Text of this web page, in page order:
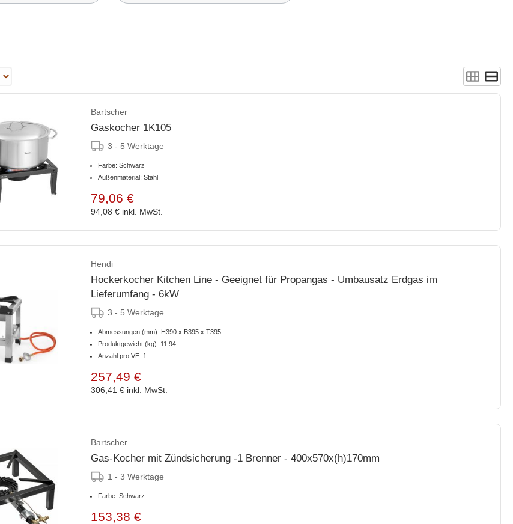
Bartscher
Gaskocher 1K105
3 - 5 Werktage
Farbe: Schwarz
Außenmaterial: Stahl
79,06 €
94,08 € inkl. MwSt.
Hendi
Hockerkocher Kitchen Line - Geeignet für Propangas - Umbausatz Erdgas im
Lieferumfang - 6kW
3 - 5 Werktage
Abmessungen (mm): H390 x B395 x T395
Produktgewicht (kg): 11.94
Anzahl pro VE: 1
257,49 €
306,41 € inkl. MwSt.
Bartscher
Gas-Kocher mit Zündsicherung -1 Brenner - 400x570x(h)170mm
1 - 3 Werktage
Farbe: Schwarz
153,38 €